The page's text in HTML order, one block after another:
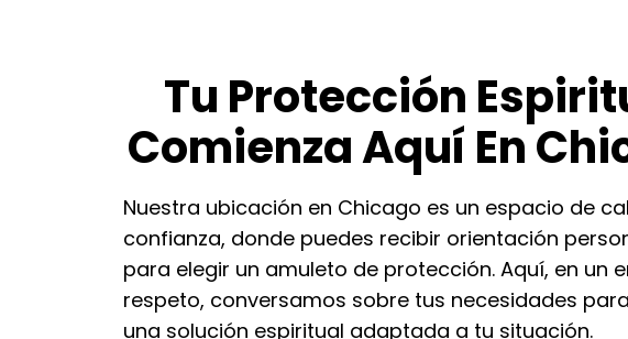
Tu Protección
Comienza Aquí En
Nuestra ubicación en Chicago es un espacio de
confianza, donde puedes recibir orientación
para elegir un amuleto de protección. Aquí, en un
respeto, conversamos sobre tus necesidades
una solución espiritual adaptada a tu situación.